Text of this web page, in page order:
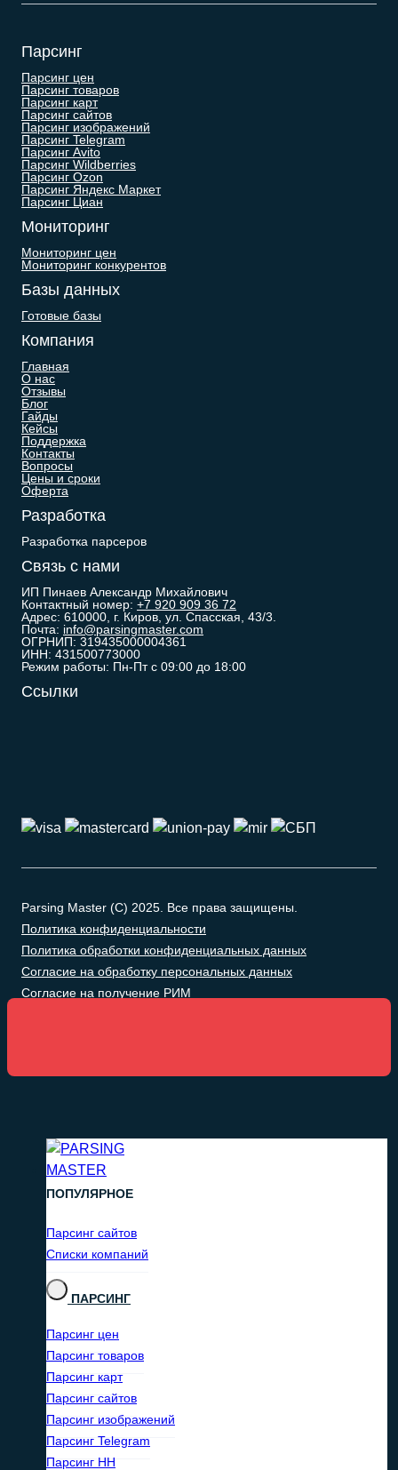
Парсинг
Парсинг цен
Парсинг товаров
Парсинг карт
Парсинг сайтов
Парсинг изображений
Парсинг Telegram
Парсинг Avito
Парсинг Wildberries
Парсинг Ozon
Парсинг Яндекс Маркет
Парсинг Циан
Мониторинг
Мониторинг цен
Мониторинг конкурентов
Базы данных
Готовые базы
Компания
Главная
О нас
Отзывы
Блог
Гайды
Кейсы
Поддержка
Контакты
Вопросы
Цены и сроки
Оферта
Разработка
Разработка парсеров
Связь с нами
ИП Пинаев Александр Михайлович
Контактный номер: +7 920 909 36 72
Адрес: 610000, г. Киров, ул. Спасская, 43/3.
Почта: info@parsingmaster.com
ОГРНИП: 319435000004361
ИНН: 431500773000
Режим работы: Пн-Пт с 09:00 до 18:00
Ссылки
Parsing Master (C) 2025. Все права защищены.
Политика конфиденциальности
Политика обработки конфиденциальных данных
Согласие на обработку персональных данных
Согласие на получение РИМ
ПОПУЛЯРНОЕ
Парсинг сайтов
Списки компаний
ПАРСИНГ
Парсинг цен
Парсинг товаров
Парсинг карт
Парсинг сайтов
Парсинг изображений
Парсинг Telegram
Парсинг HH